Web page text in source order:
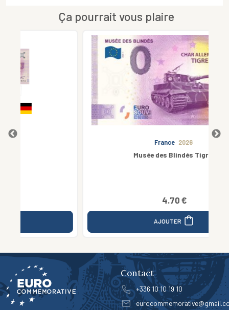
Ça pourrait vous plaire
Musée des Blindés Tigre I
Contact
+336 10 10 19 10